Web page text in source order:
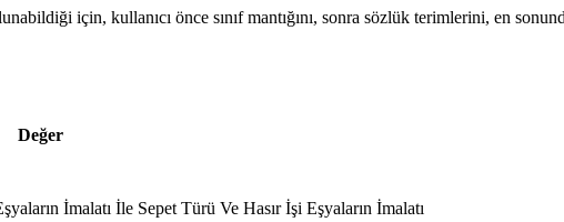
için, kullanıcı önce sınıf mantığını, sonra sözlük terimlerini, en
Değer
İmalatı İle Sepet Türü Ve Hasır İşi Eşyaların İmalatı